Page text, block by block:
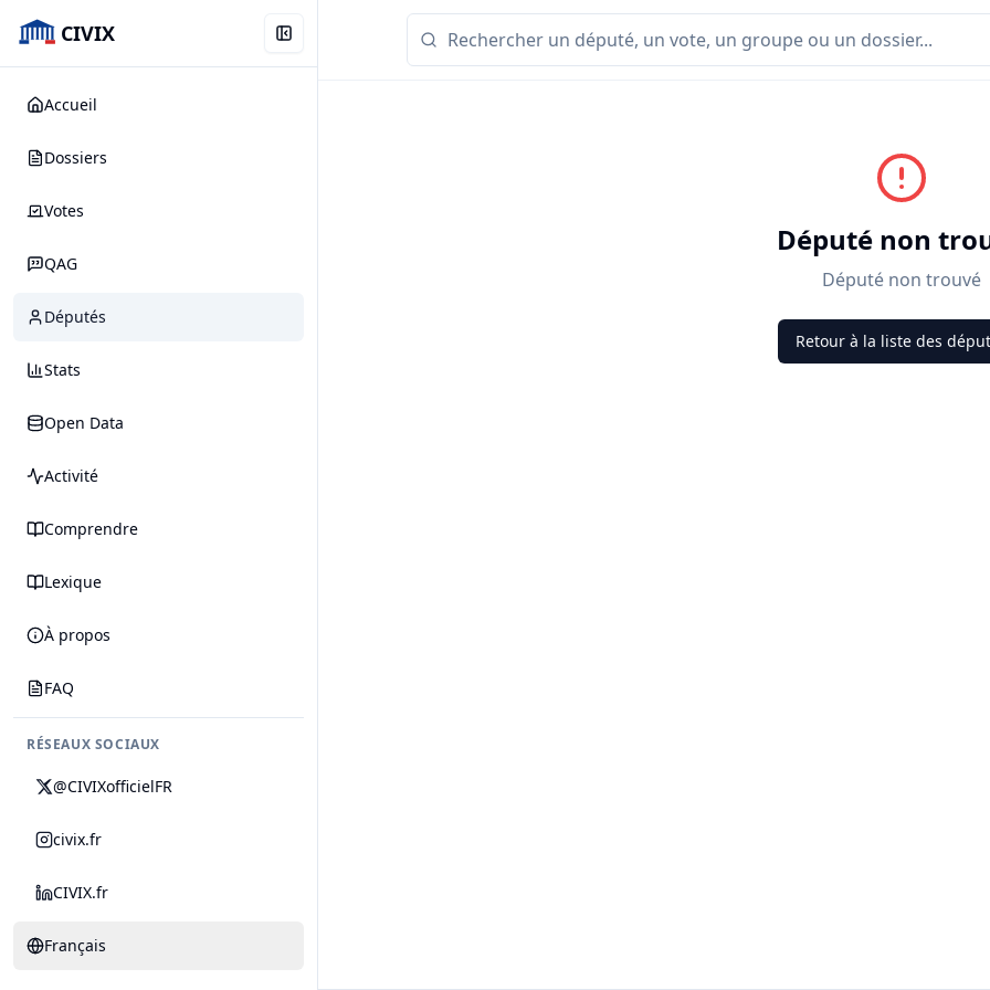
CIVIX
Accueil
Dossiers
Votes
QAG
Députés
Stats
Open Data
Activité
Comprendre
Lexique
À propos
FAQ
RÉSEAUX SOCIAUX
@CIVIXofficielFR
civix.fr
CIVIX.fr
Français
Député non
Député non trouvé
Retour à la liste des